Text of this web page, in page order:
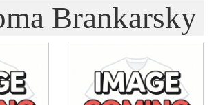
Brankarsky